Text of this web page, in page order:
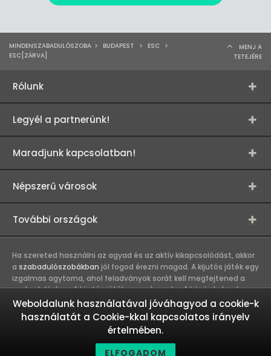
MINDENSZABADULÓSZOBA > BUDAPEST > ESC >
ESC[ZÁRVA]
MENJ A
TETEJÉRE
Rólunk
Legyél a partnerünk!
Maradjunk kapcsolatban!
Népszerű városok
További országok
Ha szereted használni az agyad és az aktív kikapcsolódást, akkor
a szabadulószobákban jól fogod érezni magad. A kijutós játék egy
izgalmas agytorna, ahol feladványok sorát kell megfejtened a
szabaduláshoz. A kijutós játék csapatmunka. A közös kaland
erősíti a játékosok közötti kapcsolatot, így összehozza a
munkahelyi és baráti társaságokat. A szabadulószobák olyan
kalandokat kínálnak, melyekbe nem érdemes egyedül belevágni.
Ez egy igazi csapatmunka és akkor megy a legjobban, ha a
csapattagok más-más erősségeiket használják a közös siker
Weboldalunk használatával jóváhagyod a cookie-k
használatát a Cookie-kkal kapcsolatos irányelv
értelmében.
ELFOGADOM